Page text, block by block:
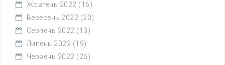
Жовтень 2022 (16)
Вересень 2022 (20)
Серпень 2022 (13)
Липень 2022 (19)
Червень 2022 (26)